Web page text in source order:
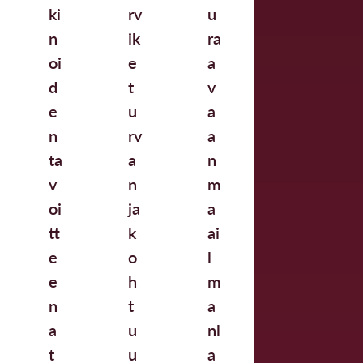
ki
n
oi
d
e
n
ta
v
oi
tt
e
e
n
a
t
rv
ik
e
t
u
rv
a
n
ja
k
o
h
t
u
u
u
ra
a
v
a
a
n
m
a
ai
l
m
a
nl
a